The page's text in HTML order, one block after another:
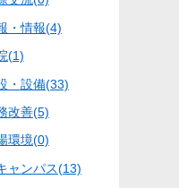
・情報(4)
(1)
・設備(33)
改善(5)
環境(0)
ャンパス(13)